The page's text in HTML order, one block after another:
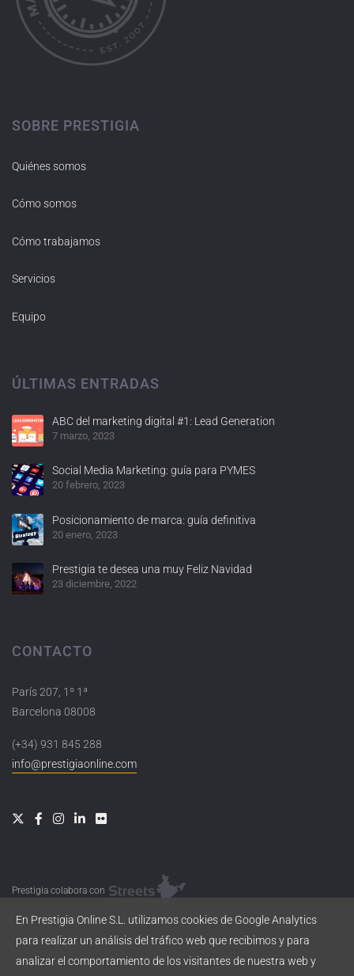
SOBRE PRESTIGIA
Quiénes somos
Cómo somos
Cómo trabajamos
Servicios
Equipo
ÚLTIMAS ENTRADAS
ABC del marketing digital #1: Lead Generation
7 marzo, 2023
Social Media Marketing: guía para PYMES
20 febrero, 2023
Posicionamiento de marca: guía definitiva
20 enero, 2023
Prestigia te desea una muy Feliz Navidad
23 diciembre, 2022
CONTACTO
París 207, 1º 1ª
Barcelona 08008
(+34) 931 845 288
info@prestigiaonline.com
Prestigia colabora con
En Prestigia Online S.L. utilizamos cookies de Google Analytics
para realizar un análisis del tráfico web que recibimos y para
analizar el comportamiento de los visitantes de nuestra web y